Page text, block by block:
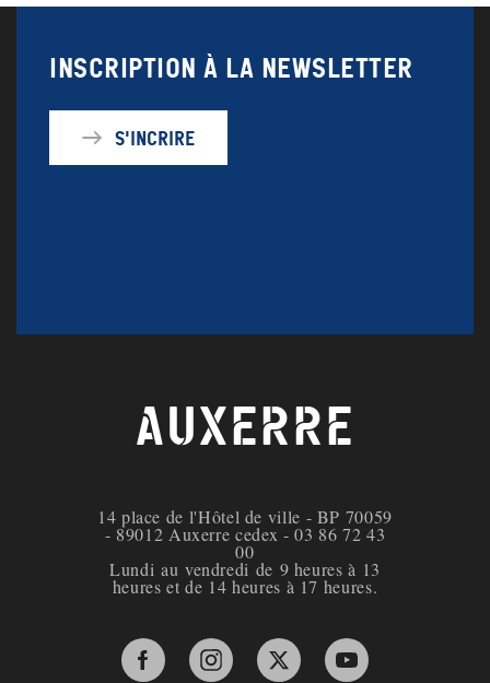
Inscription à la newsletter
S'incrire
AUXERRE
14 place de l'Hôtel de ville - BP 70059
- 89012 Auxerre cedex - 03 86 72 43
00
Lundi au vendredi de 9 heures à 13
heures et de 14 heures à 17 heures.
Facebook de la ville d'Auxerre
Instagram de la ville d'Auxerre
X de la ville d'Auxerre
YouTube de la ville